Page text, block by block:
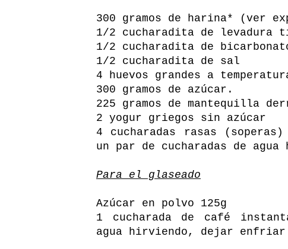
300 gramos de harina* (ver
1/2 cucharadita de levadura
1/2 cucharadita de
1/2 cucharadita de sal
4 huevos grandes a
300 gramos de azúcar.
225 gramos de mantequilla
2 yogur griegos sin azúcar
4 cucharadas rasas
un par de cucharadas de
Para el glaseado
Azúcar en polvo 125g
1 cucharada de café
agua hirviendo, dejar enfriar